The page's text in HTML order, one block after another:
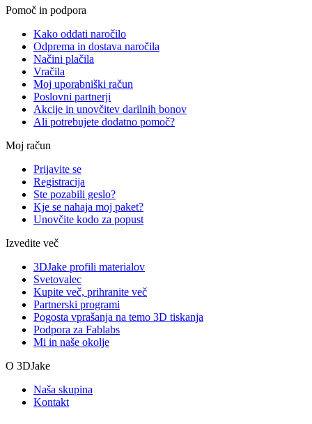
Pomoč in podpora
Kako oddati naročilo
Odprema in dostava naročila
Načini plačila
Vračila
Moj uporabniški račun
Poslovni partnerji
Akcije in unovčitev darilnih bonov
Ali potrebujete dodatno pomoč?
Moj račun
Prijavite se
Registracija
Ste pozabili geslo?
Kje se nahaja moj paket?
Unovčite kodo za popust
Izvedite več
3DJake profili materialov
Svetovalec
Kupite več, prihranite več
Partnerski programi
Pogosta vprašanja na temo 3D tiskanja
Podpora za Fablabs
Mi in naše okolje
O 3DJake
Naša skupina
Kontakt